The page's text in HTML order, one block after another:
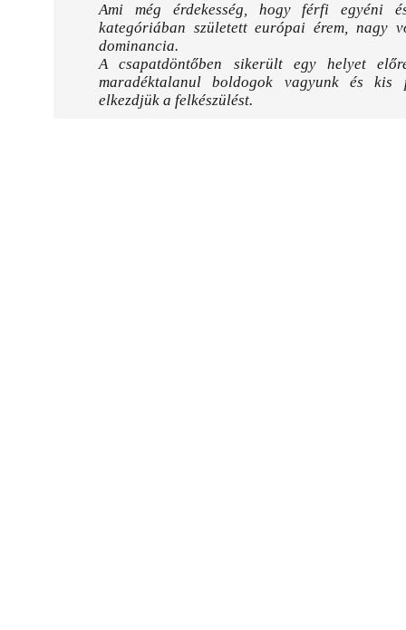
Ami még érdekesség, hogy férfi egyéni
kategóriában született európai érem, nagy
dominancia.
A csapatdöntőben sikerült egy helyet
maradéktalanul boldogok vagyunk és kis
elkezdjük a felkészülést.